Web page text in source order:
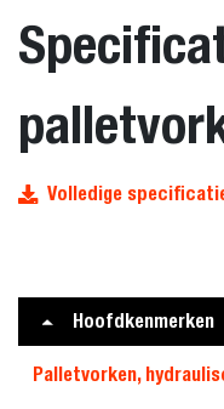
Volledige
Hoofdkenmerken
Palletvorken,